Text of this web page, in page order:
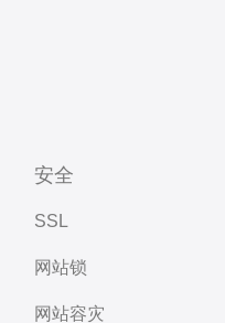
安全
SSL
网站锁
网站容灾